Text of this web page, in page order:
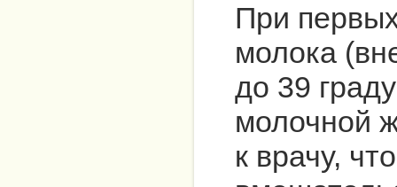
При
молока
до 39
молочной
к врачу,